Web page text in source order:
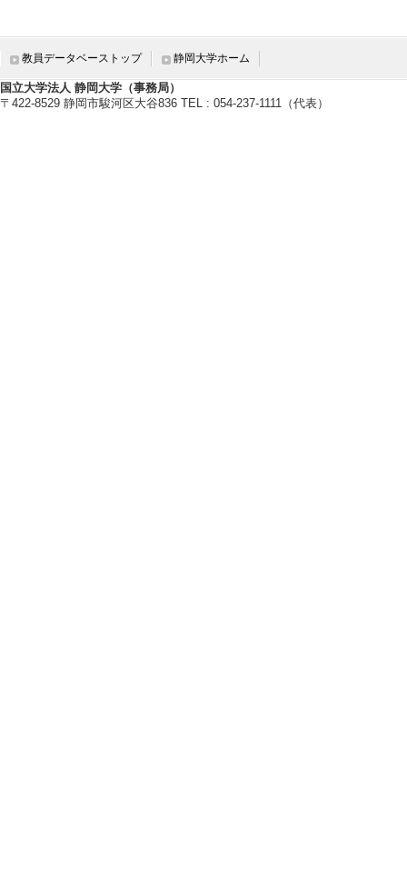
教員データベーストップ 静岡大学ホーム
国立大学法人 静岡大学（事務局）
〒422-8529 静岡市駿河区大谷836 TEL : 054-237-1111（代表）